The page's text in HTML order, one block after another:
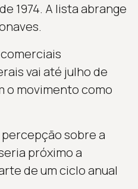
1974. A lista abrange
vai até julho de
o movimento como
sobre a
próximo a
de um ciclo anual